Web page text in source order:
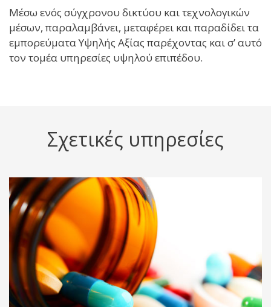
Μέσω ενός σύγχρονου δικτύου και τεχνολογικών
μέσων, παραλαμβάνει, μεταφέρει και παραδίδει τα
εμπορεύματα Υψηλής Αξίας παρέχοντας και σ’ αυτό
τον τομέα υπηρεσίες υψηλού επιπέδου.
Σχετικές υπηρεσίες